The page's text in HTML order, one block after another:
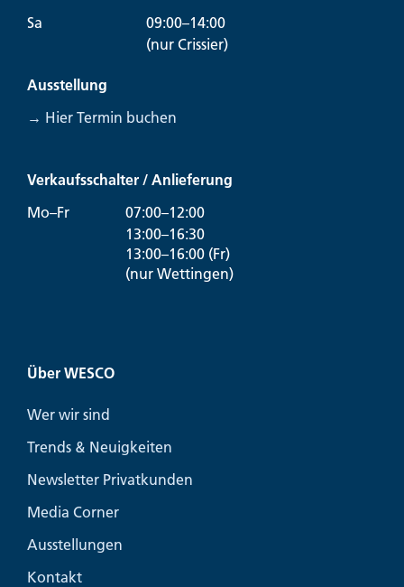
Sa
09:00–14:00
(nur Crissier)
Ausstellung
→ Hier Termin buchen
Verkaufsschalter / Anlieferung
Mo–Fr
07:00–12:00
13:00–16:30
13:00–16:00 (Fr)
(nur Wettingen)
Über WESCO
Wer wir sind
Trends & Neuigkeiten
Newsletter Privatkunden
Media Corner
Ausstellungen
Kontakt